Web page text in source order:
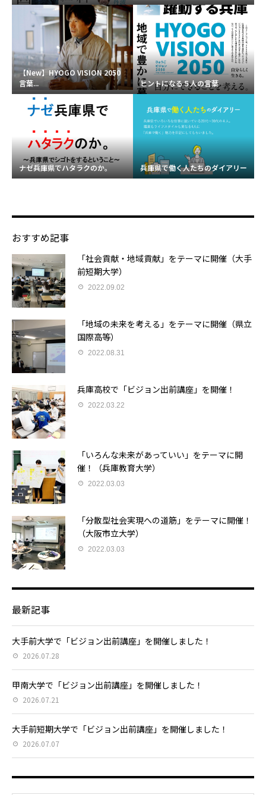
【New】HYOGO VISION 2050
言葉...
ヒントになる５人の言葉
ナゼ兵庫県でハタラクのか。 兵庫県で働く人たちのダイアリー
おすすめ記事
「社会貢献・地域貢献」をテーマに開催（大手
前短期大学）
2022.09.02
「地域の未来を考える」をテーマに開催（県立
国際高等）
2022.08.31
兵庫高校で「ビジョン出前講座」を開催！
2022.03.22
「いろんな未来があっていい」をテーマに開
催！（兵庫教育大学）
2022.03.03
「分散型社会実現への道筋」をテーマに開催！
（大阪市立大学）
2022.03.03
最新記事
大手前大学で「ビジョン出前講座」を開催しました！
2026.07.28
甲南大学で「ビジョン出前講座」を開催しました！
2026.07.21
大手前短期大学で「ビジョン出前講座」を開催しました！
2026.07.07